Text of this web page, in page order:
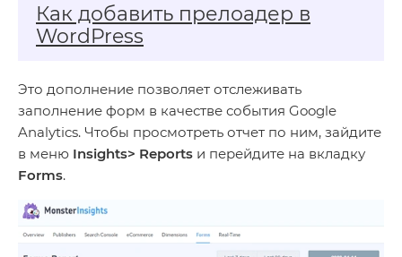
Как добавить прелоадер в
WordPress
Это дополнение позволяет отслеживать
заполнение форм в качестве события Google
Analytics. Чтобы просмотреть отчет по ним, зайдите
в меню Insights> Reports и перейдите на вкладку
Forms.